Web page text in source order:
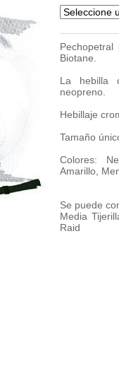
Biotane.
La hebilla
neopreno.
Hebillaje
Tamaño
Colores:
Amarillo,
Se puede
Media
Raid